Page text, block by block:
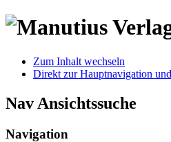
Zum Inhalt wechseln
Direkt zur Hauptnavigation
Nav Ansichtssuche
Navigation